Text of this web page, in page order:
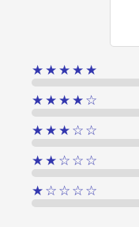
★★★★★
★★★★☆
★★★☆☆
★★☆☆☆
★☆☆☆☆